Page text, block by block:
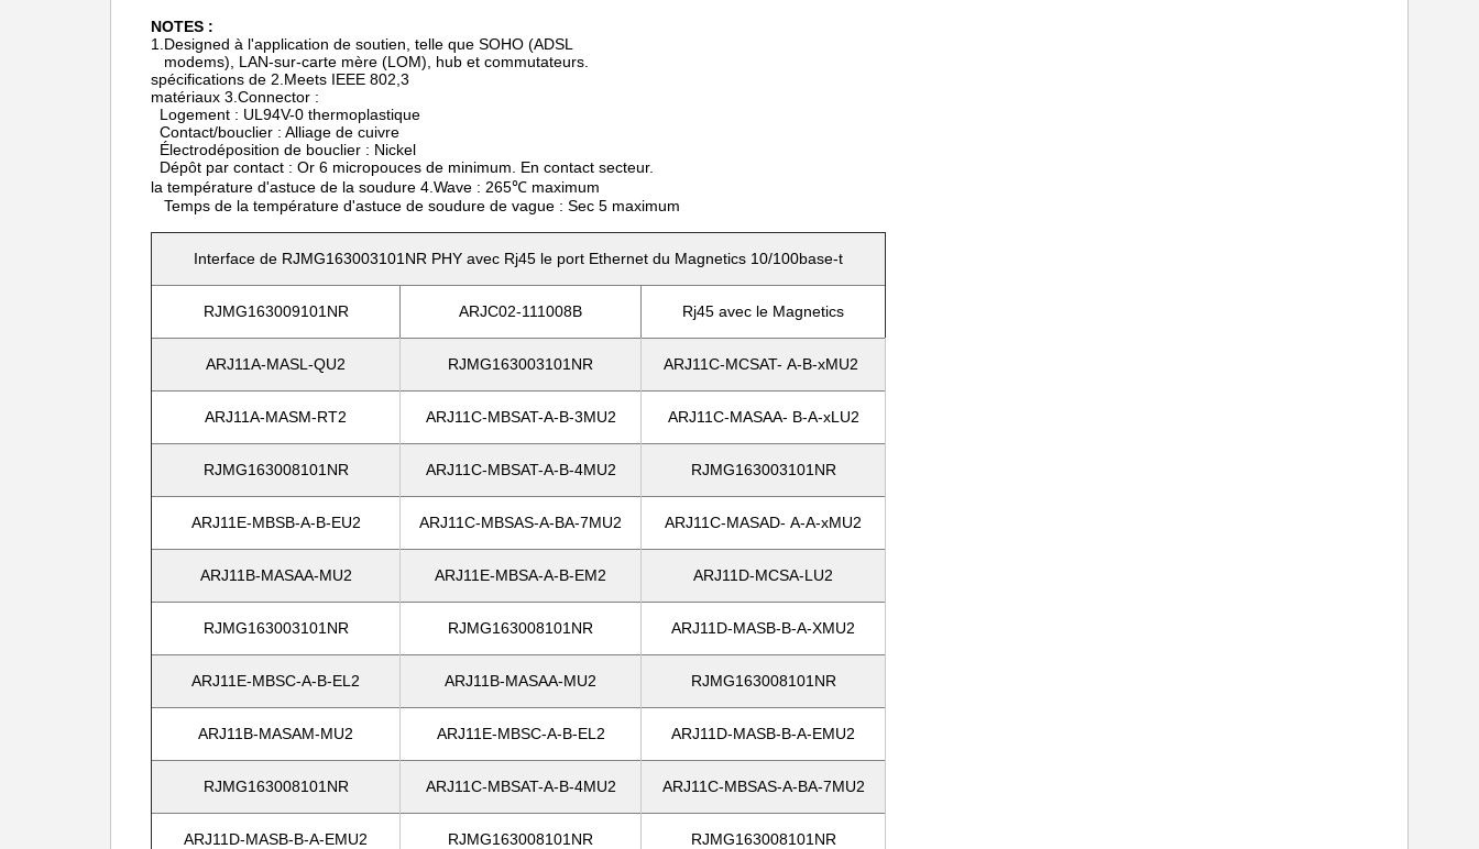
NOTES :
1.Designed à l'application de soutien, telle que SOHO (ADSL
modems), LAN-sur-carte mère (LOM), hub et commutateurs.
spécifications de 2.Meets IEEE 802,3
matériaux 3.Connector :
Logement : UL94V-0 thermoplastique
Contact/bouclier : Alliage de cuivre
Électrodéposition de bouclier : Nickel
Dépôt par contact : Or 6 micropouces de minimum. En contact secteur.
la température d'astuce de la soudure 4.Wave : 265℃ maximum
Temps de la température d'astuce de soudure de vague : Sec 5 maximum
Interface de RJMG163003101NR PHY avec Rj45 le port Ethernet du Magnetics 10/100base-t
RJMG163009101NR ARJC02-111008B Rj45 avec le Magnetics
ARJ11A-MASL-QU2 RJMG163003101NR ARJ11C-MCSAT- A-B-xMU2
ARJ11A-MASM-RT2 ARJ11C-MBSAT-A-B-3MU2 ARJ11C-MASAA- B-A-xLU2
RJMG163008101NR ARJ11C-MBSAT-A-B-4MU2 RJMG163003101NR
ARJ11E-MBSB-A-B-EU2 ARJ11C-MBSAS-A-BA-7MU2 ARJ11C-MASAD- A-A-xMU2
ARJ11B-MASAA-MU2 ARJ11E-MBSA-A-B-EM2 ARJ11D-MCSA-LU2
RJMG163003101NR RJMG163008101NR ARJ11D-MASB-B-A-XMU2
ARJ11E-MBSC-A-B-EL2 ARJ11B-MASAA-MU2 RJMG163008101NR
ARJ11B-MASAM-MU2 ARJ11E-MBSC-A-B-EL2 ARJ11D-MASB-B-A-EMU2
RJMG163008101NR ARJ11C-MBSAT-A-B-4MU2 ARJ11C-MBSAS-A-BA-7MU2
ARJ11D-MASB-B-A-EMU2 RJMG163008101NR RJMG163008101NR